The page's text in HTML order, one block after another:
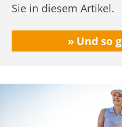
Sie in diesem Artikel.
Und so